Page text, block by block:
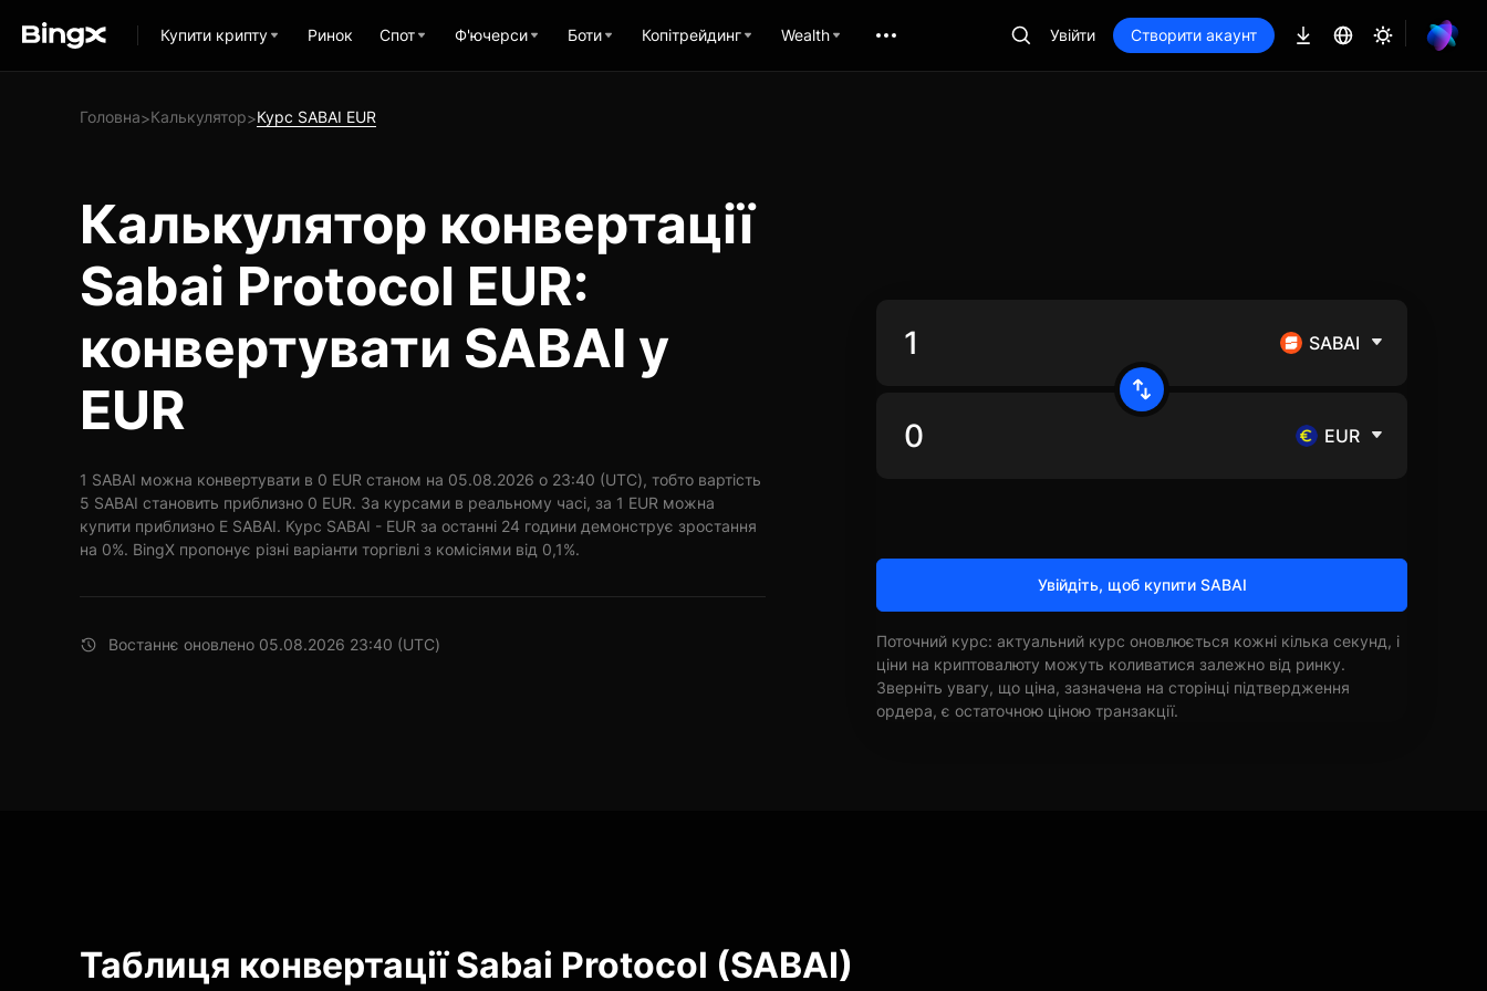
Купити крипту Ринок Спот Ф'ючерси Боти Копітрейдинг Wealth Увійти Створити акаунт
Головна>Калькулятор>Курс SABAI EUR
Калькулятор конвертації
Sabai Protocol EUR:
конвертувати SABAI у
EUR
1 SABAI можна конвертувати в 0 EUR станом на 05.08.2026 о 23:40 (UTC), тобто вартість
5 SABAI становить приблизно 0 EUR. За курсами в реальному часі, за 1 EUR можна
купити приблизно E SABAI. Курс SABAI - EUR за останні 24 години демонструє зростання
на 0%. BingX пропонує різні варіанти торгівлі з комісіями від 0,1%.
Востаннє оновлено 05.08.2026 23:40 (UTC)
SABAI
EUR
Увійдіть, щоб купити SABAI
Поточний курс: актуальний курс оновлюється кожні кілька секунд, і
ціни на криптовалюту можуть коливатися залежно від ринку.
Зверніть увагу, що ціна, зазначена на сторінці підтвердження
ордера, є остаточною ціною транзакції.
Таблиця конвертації Sabai Protocol (SABAI)